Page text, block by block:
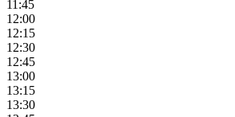
11:45
12:00
12:15
12:30
12:45
13:00
13:15
13:30